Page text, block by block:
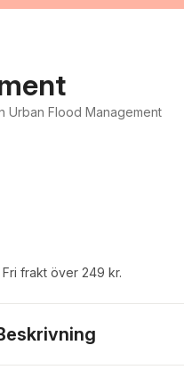
Urban Flood Management
Fri frakt över 249 kr.